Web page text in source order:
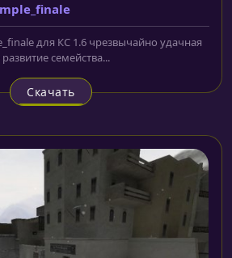
для КС 1.6 чрезвычайно удачная
семейства...
Скачать